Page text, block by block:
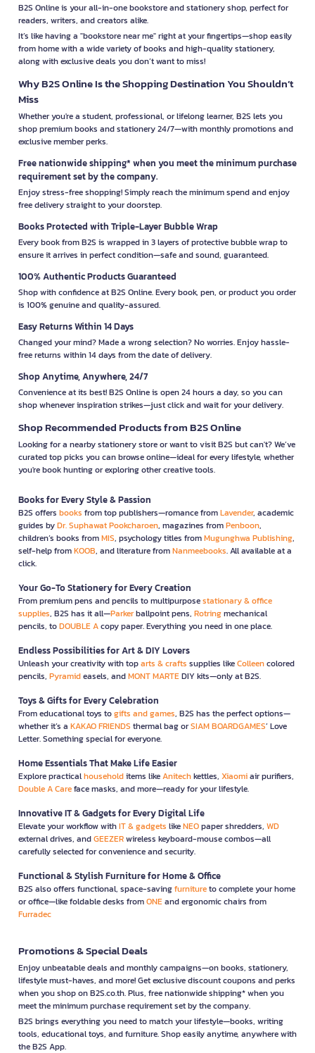
B2S Online is your all-in-one bookstore and stationery shop, perfect for
readers, writers, and creators alike.
It’s like having a "bookstore near me" right at your fingertips—shop easily
from home with a wide variety of books and high-quality stationery,
along with exclusive deals you don’t want to miss!
Why B2S Online Is the Shopping Destination You Shouldn’t
Miss
Whether you're a student, professional, or lifelong learner, B2S lets you
shop premium books and stationery 24/7—with monthly promotions and
exclusive member perks.
Free nationwide shipping* when you meet the minimum purchase
requirement set by the company.
Enjoy stress-free shopping! Simply reach the minimum spend and enjoy
free delivery straight to your doorstep.
Books Protected with Triple-Layer Bubble Wrap
Every book from B2S is wrapped in 3 layers of protective bubble wrap to
ensure it arrives in perfect condition—safe and sound, guaranteed.
100% Authentic Products Guaranteed
Shop with confidence at B2S Online. Every book, pen, or product you order
is 100% genuine and quality-assured.
Easy Returns Within 14 Days
Changed your mind? Made a wrong selection? No worries. Enjoy hassle-
free returns within 14 days from the date of delivery.
Shop Anytime, Anywhere, 24/7
Convenience at its best! B2S Online is open 24 hours a day, so you can
shop whenever inspiration strikes—just click and wait for your delivery.
Shop Recommended Products from B2S Online
Looking for a nearby stationery store or want to visit B2S but can't? We’ve
curated top picks you can browse online—ideal for every lifestyle, whether
you're book hunting or exploring other creative tools.
Books for Every Style & Passion
B2S offers books from top publishers—romance fromLavender, academic
guides byDr. Suphawat Pookcharoen, magazines fromPenboon,
children’s books fromMIS, psychology titles fromMugunghwa Publishing,
self-help fromKOOB, and literature fromNanmeebooks. All available at a
click.
Your Go-To Stationery for Every Creation
From premium pens and pencils to multipurposestationary & office
supplies, B2S has it all—Parkerballpoint pens, Rotringmechanical
pencils, toDOUBLE Acopy paper. Everything you need in one place.
Endless Possibilities for Art & DIY Lovers
Unleash your creativity with toparts & crafts supplies likeColleencolored
pencils, Pyramideasels, andMONT MARTEDIY kits—only at B2S.
Toys & Gifts for Every Celebration
From educational toys togifts and games, B2S has the perfect options—
whether it’s a KAKAO FRIENDS thermal bag orSIAM BOARDGAMES’ Love
Letter. Something special for everyone.
Home Essentials That Make Life Easier
Explore practicalhouseholditems likeAnitechkettles, Xiaomiair purifiers,
Double A Careface masks, and more—ready for your lifestyle.
Innovative IT & Gadgets for Every Digital Life
Elevate your workflow withIT & gadgets likeNEOpaper shredders, WD
external drives, andGEEZERwireless keyboard-mouse combos—all
carefully selected for convenience and security.
Functional & Stylish Furniture for Home & Office
B2S also offers functional, space-savingfurnitureto complete your home
or office—like foldable desks fromONEand ergonomic chairs from
Furradec
Promotions & Special Deals
Enjoy unbeatable deals and monthly campaigns—on books, stationery,
lifestyle must-haves, and more! Get exclusive discount coupons and perks
when you shop on B2S.co.th. Plus, free nationwide shipping* when you
meet the minimum purchase requirement set by the company.
B2S brings everything you need to match your lifestyle—books, writing
tools, educational toys, and furniture. Shop easily anytime, anywhere with
the B2S App.